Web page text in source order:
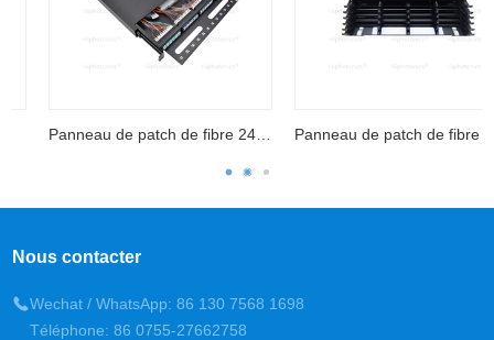
Panneau de patch de fibre 24C et 96C Panneau de patch de fibre MTP&MPO 1U 144C
Nous contacter
Wechat / WhatsApp: 86 130 7568 1698
Téléphone: 86 0755-27662758